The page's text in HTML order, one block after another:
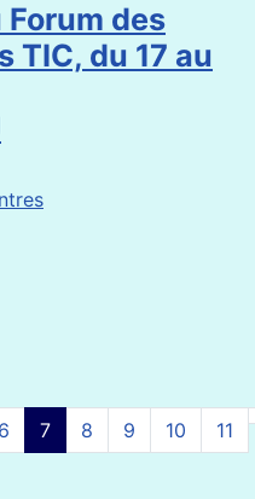
des
TIC, du 17 au
Page 7 sur 154
6 7 8 9 10 11